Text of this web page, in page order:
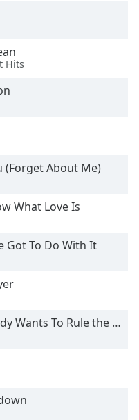
Hits
(Forget About Me)
What Love Is
Got To Do With It
Wants To Rule the World